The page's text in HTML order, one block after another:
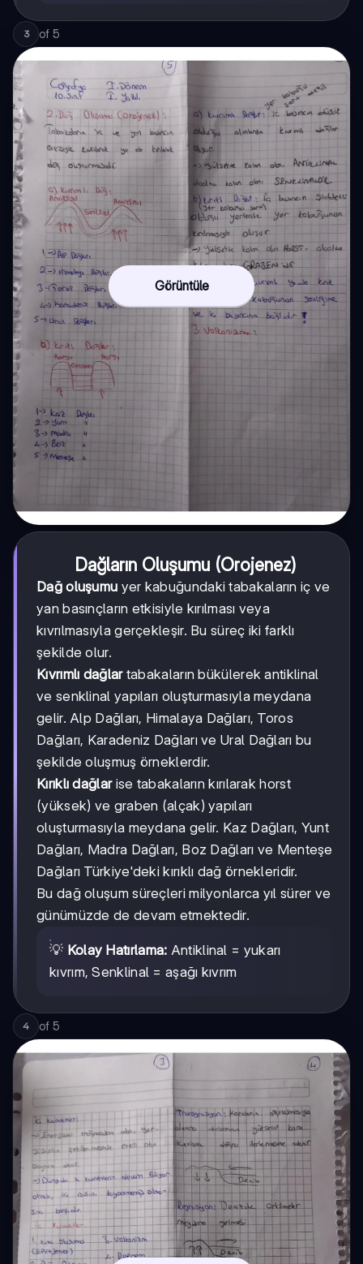
3 of 5
Görüntüle
Dağların Oluşumu (Orojenez)
Dağ oluşumu yer kabuğundaki tabakaların iç ve
yan basınçların etkisiyle kırılması veya
kıvrılmasıyla gerçekleşir. Bu süreç iki farklı
şekilde olur.
Kıvrımlı dağlartabakaların bükülerek antiklinal
ve senklinal yapıları oluşturmasıyla meydana
gelir. Alp Dağları, Himalaya Dağları, Toros
Dağları, Karadeniz Dağları ve Ural Dağları bu
şekilde oluşmuş örneklerdir.
Kırıklı dağlarise tabakaların kırılarak horst
(yüksek) ve graben (alçak) yapıları
oluşturmasıyla meydana gelir. Kaz Dağları, Yunt
Dağları, Madra Dağları, Boz Dağları ve Menteşe
Dağları Türkiye'deki kırıklı dağ örnekleridir.
Bu dağ oluşum süreçleri milyonlarca yıl sürer ve
günümüzde de devam etmektedir.
💡 Kolay Hatırlama: Antiklinal = yukarı
kıvrım, Senklinal = aşağı kıvrım
4 of 5